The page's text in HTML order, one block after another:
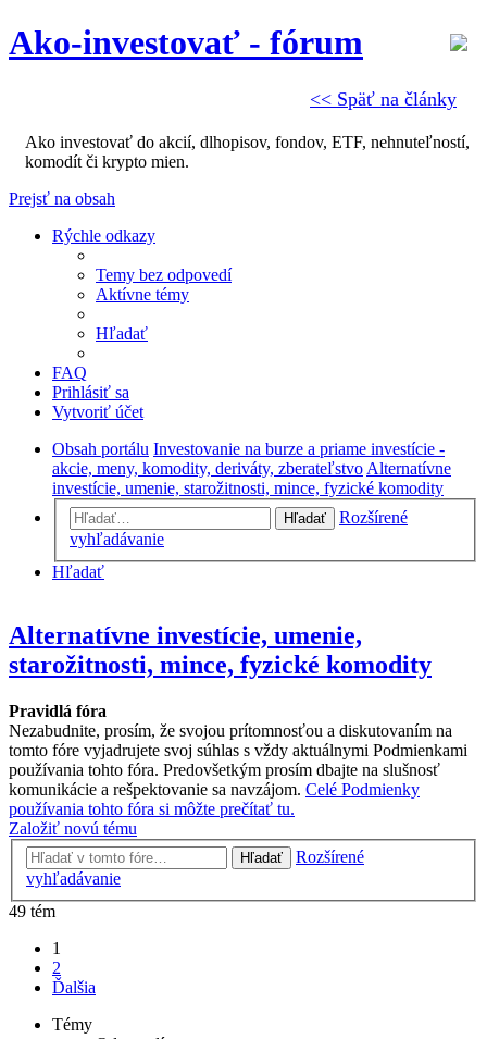
<< Späť na články
Ako-investovať - fórum
Ako investovať do akcií, dlhopisov, fondov, ETF, nehnuteľností,
komodít či krypto mien.
Prejsť na obsah
Rýchle odkazy
Temy bez odpovedí
Aktívne témy
Hľadať
FAQ
Prihlásiť sa
Vytvoriť účet
Obsah portálu Investovanie na burze a priame investície -
akcie, meny, komodity, deriváty, zberateľstvoAlternatívne
investície, umenie, starožitnosti, mince, fyzické komodity
Hľadať
Rozšírené
vyhľadávanie
Hľadať
Alternatívne investície, umenie,
starožitnosti, mince, fyzické komodity
Pravidlá fóra
Nezabudnite, prosím, že svojou prítomnosťou a diskutovaním na
tomto fóre vyjadrujete svoj súhlas s vždy aktuálnymi Podmienkami
používania tohto fóra. Predovšetkým prosím dbajte na slušnosť
komunikácie a rešpektovanie sa navzájom. Celé Podmienky
používania tohto fóra si môžte prečítať tu.
Založiť novú tému
Hľadať
Rozšírené
vyhľadávanie
49 tém
1
2
Ďalšia
Témy